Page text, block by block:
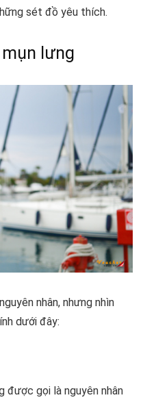
sét đồ yêu thích.
lưng
nhân, nhưng nhìn
dưới đây:
được gọi là nguyên nhân